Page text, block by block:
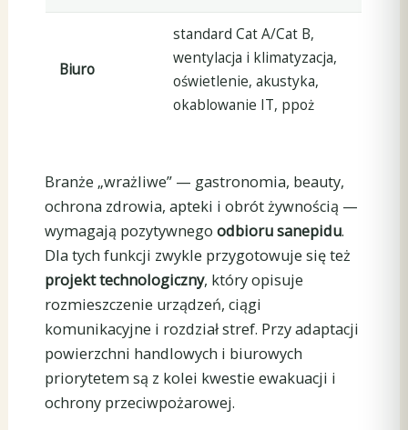
Biuro
standard Cat A/Cat B,
wentylacja i klimatyzacja,
oświetlenie, akustyka,
okablowanie IT, ppoż
Branże „wrażliwe” — gastronomia, beauty,
ochrona zdrowia, apteki i obrót żywnością —
wymagają pozytywnegoodbioru sanepidu.
Dla tych funkcji zwykle przygotowuje się też
projekt technologiczny, który opisuje
rozmieszczenie urządzeń, ciągi
komunikacyjne i rozdział stref. Przy adaptacji
powierzchni handlowych i biurowych
priorytetem są z kolei kwestie ewakuacji i
ochrony przeciwpożarowej.